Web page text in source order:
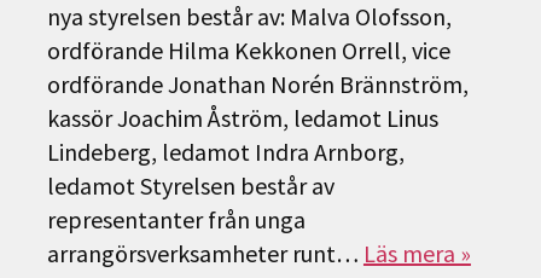
nya styrelsen består av: Malva Olofsson,
ordförande Hilma Kekkonen Orrell, vice
ordförande Jonathan Norén Brännström,
kassör Joachim Åström, ledamot Linus
Lindeberg, ledamot Indra Arnborg,
ledamot Styrelsen består av
representanter från unga
arrangörsverksamheter runt… Läs mera »